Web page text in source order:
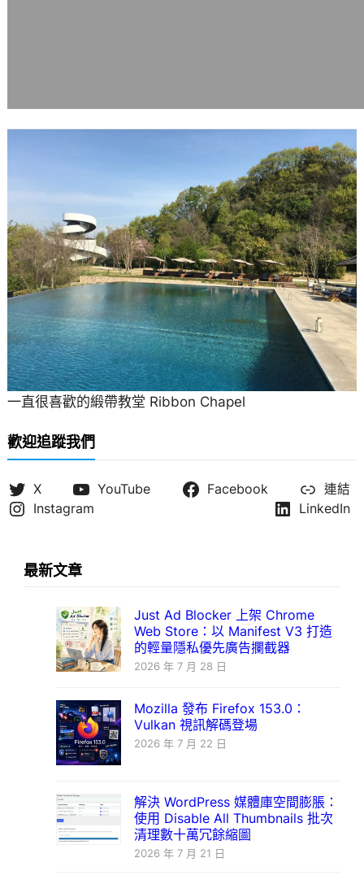
一直很喜歡的緞帶教堂 Ribbon Chapel
歡迎追蹤我們
X YouTube Facebook
連結
Instagram
LinkedIn
最新文章
Just Ad Blocker 上架 Chrome
Web Store：以 Manifest V3 打造
的輕量隱私優先廣告攔截器
2026 年 7 月 28 日
Mozilla 發布 Firefox 153.0：
Vulkan 視訊解碼登場
2026 年 7 月 22 日
解決 WordPress 媒體庫空間膨脹：
使用 Disable All Thumbnails 批次
清理數十萬冗餘縮圖
2026 年 7 月 21 日